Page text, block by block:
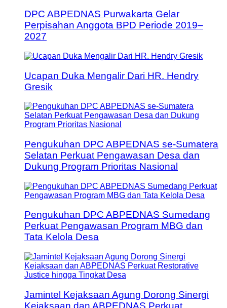
DPC ABPEDNAS Purwakarta Gelar
Perpisahan Anggota BPD Periode 2019–
2027
Ucapan Duka Mengalir Dari HR. Hendry
Gresik
Pengukuhan DPC ABPEDNAS se-Sumatera
Selatan Perkuat Pengawasan Desa dan
Dukung Program Prioritas Nasional
Pengukuhan DPC ABPEDNAS Sumedang
Perkuat Pengawasan Program MBG dan
Tata Kelola Desa
Jamintel Kejaksaan Agung Dorong Sinergi
Kejaksaan dan ABPEDNAS Perkuat